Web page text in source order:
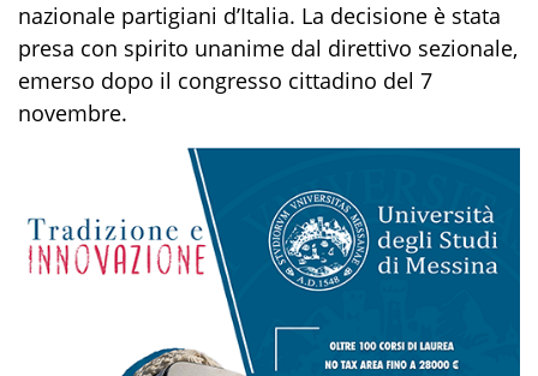
nazionale partigiani d’Italia. La decisione è stata
presa con spirito unanime dal direttivo sezionale,
emerso dopo il congresso cittadino del 7
novembre.